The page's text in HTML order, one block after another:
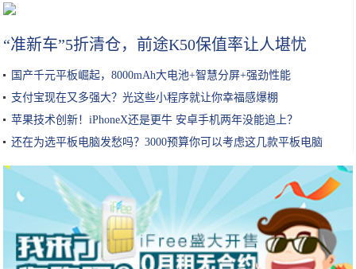
“准新车”5折清仓，前途K50保值率让人堪忧
国产千元平板崛起，8000mAh大电池+智慧分屏+强劲性能
支付宝现在又多强大？光这些小程序就让你幸福感爆棚
苹果技术创新！iPhoneX还是更牛 安卓手机两年没能追上？
还在为选平板电脑发愁吗？3000预算你可以考虑这几款平板电脑